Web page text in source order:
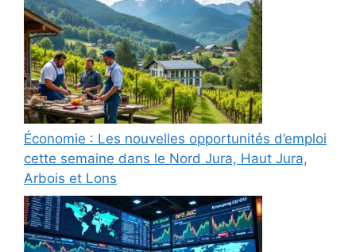
Économie : Les nouvelles opportunités d’emploi
cette semaine dans le Nord Jura, Haut Jura,
Arbois et Lons